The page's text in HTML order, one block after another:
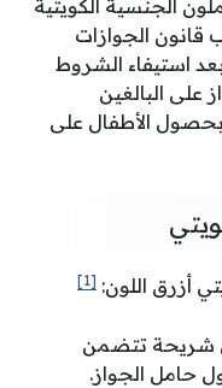
الجنسية الكويتية
قانون الجوازات
استيفاء الشروط
على البالغين
الأطفال على
أزرق اللون: [1]
شريحة تتضمن
حامل الجواز.